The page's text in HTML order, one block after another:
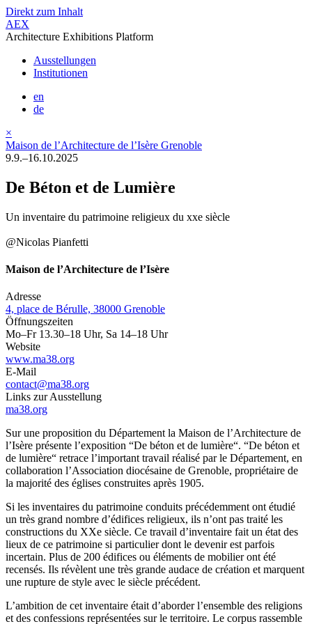
Direkt zum Inhalt
AEX
Architecture Exhibitions Platform
Ausstellungen
Institutionen
en
de
×
Maison de l’Architecture de l’Isère Grenoble
9.9.–16.10.2025
De Béton et de Lumière
Un inventaire du patrimoine religieux du xxe siècle
@Nicolas Pianfetti
Maison de l’Architecture de l’Isère
Adresse
4, place de Bérulle, 38000 Grenoble
Öffnungszeiten
Mo–Fr 13.30–18 Uhr, Sa 14–18 Uhr
Website
www.ma38.org
E-Mail
contact@ma38.org
Links zur Ausstellung
ma38.org
Sur une proposition du Département la Maison de l’Architecture de
l’Isère présente l’exposition “De béton et de lumière“. “De béton et
de lumière“ retrace l’important travail réalisé par le Département, en
collaboration l’Association diocésaine de Grenoble, propriétaire de
la majorité des églises construites après 1905.
Si les inventaires du patrimoine conduits précédemment ont étudié
un très grand nombre d’édifices religieux, ils n’ont pas traité les
constructions du XXe siècle. Ce travail d’inventaire fait un état des
lieux de ce patrimoine si particulier dont le devenir est parfois
incertain. Plus de 200 édifices ou éléments de mobilier ont été
recensés. Ils révèlent une très grande audace de création et marquent
une rupture de style avec le siècle précédent.
L’ambition de cet inventaire était d’aborder l’ensemble des religions
et des confessions représentées sur le territoire. Le corpus rassemble